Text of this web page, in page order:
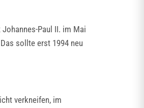
Paul II. im Mai
sollte erst 1994 neu
verkneifen, im